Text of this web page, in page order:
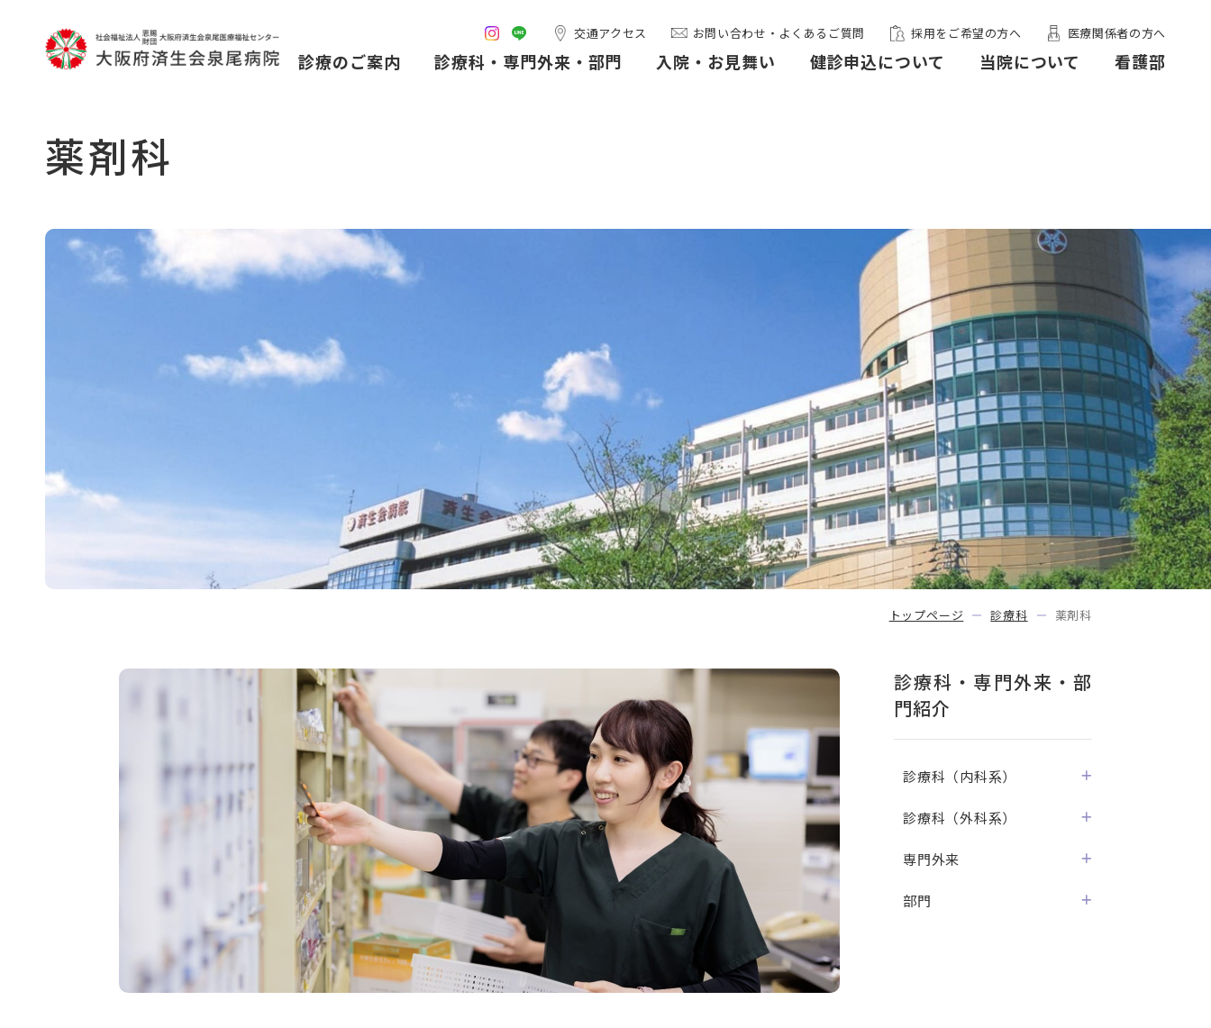
交通アクセス お問い合わせ・よくあるご質問 採用をご希望の方へ 医療関係者の方へ
診療のご案内 診療科・専門外来・部門 入院・お見舞い 健診申込について 当院について 看護部
薬剤科
トップページ 診療科 薬剤科
診療科・専門外来・部
門紹介
診療科（内科系）
診療科（外科系）
専門外来
部門